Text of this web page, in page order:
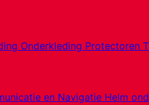
Onderkleding Protectoren
en Navigatie Helm